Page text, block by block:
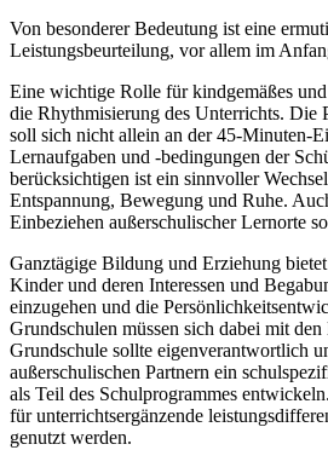
Von besonderer Bedeutung ist eine
Leistungsbeurteilung, vor allem im
Eine wichtige Rolle für kindgemäßes
die Rhythmisierung des Unterrichts. Die
soll sich nicht allein an der 45-Minuten-
Lernaufgaben und -bedingungen der
berücksichtigen ist ein sinnvoller
Entspannung, Bewegung und Ruhe.
Einbeziehen außerschulischer Lernorte
Ganztägige Bildung und Erziehung
Kinder und deren Interessen und
einzugehen und die
Grundschulen müssen sich dabei mit
Grundschule sollte eigenverantwortlich
außerschulischen Partnern ein
als Teil des Schulprogrammes
für unterrichtsergänzende
genutzt werden.